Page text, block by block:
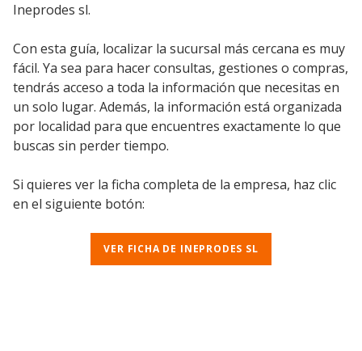
Ineprodes sl.
Con esta guía, localizar la sucursal más cercana es muy
fácil. Ya sea para hacer consultas, gestiones o compras,
tendrás acceso a toda la información que necesitas en
un solo lugar. Además, la información está organizada
por localidad para que encuentres exactamente lo que
buscas sin perder tiempo.
Si quieres ver la ficha completa de la empresa, haz clic
en el siguiente botón:
VER FICHA DE INEPRODES SL